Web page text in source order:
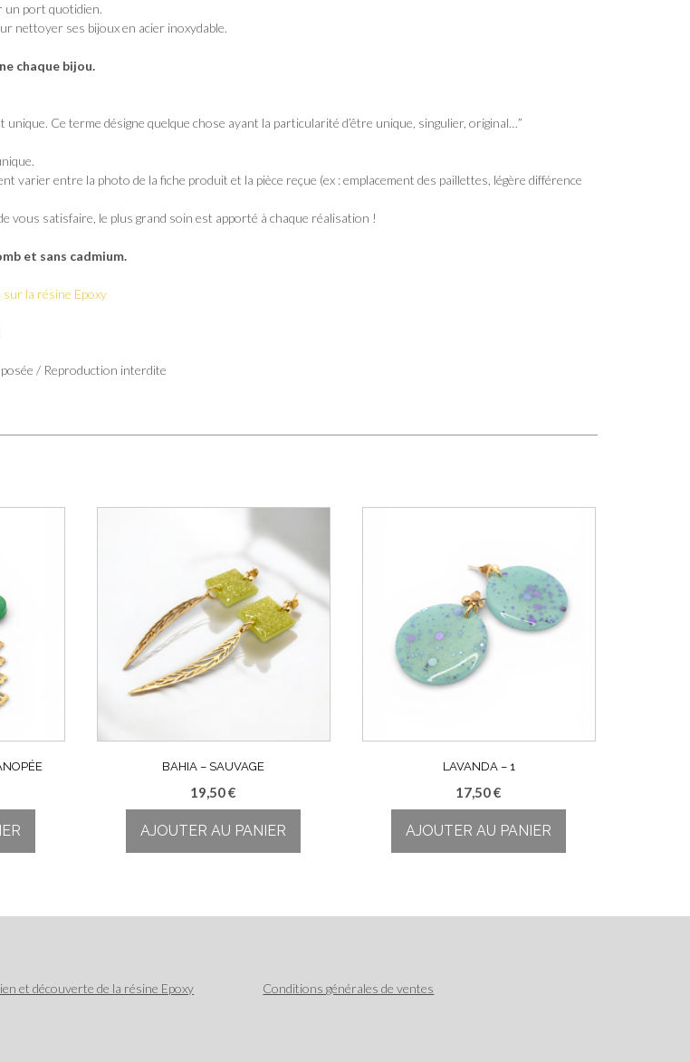
un port quotidien.
nettoyer ses bijoux en acier inoxydable.
chaque bijou.
unique. Ce terme désigne quelque chose ayant la particularité d’être unique, singulier, original…”
varier entre la photo de la fiche produit et la pièce reçue (ex : emplacement des paillettes, légère différence
vous satisfaire, le plus grand soin est apporté à chaque réalisation !
et sans cadmium.
la résine Epoxy
/ Reproduction interdite
BAHIA – SAUVAGE
19,50€
AJOUTER AU PANIER
LAVANDA – 1
17,50€
AJOUTER AU PANIER
et découverte de la résine Epoxy Conditions générales de ventes